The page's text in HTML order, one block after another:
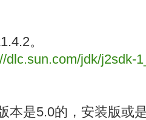
。
dlc.sun.com/jdk/j2sdk-
本是5.0的，安装版或